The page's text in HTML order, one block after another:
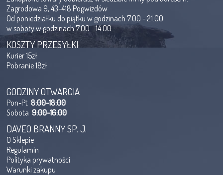
Zagrodowa 9, 43-418 Pogwizdów
Od poniedziałku do piątku w godzinach 7.00 - 21.00
w soboty w godzinach 7.00 - 14.00
KOSZTY PRZESYŁKI
Kurier 15zł
Pobranie 18zł
GODZINY OTWARCIA
Pon-Pt8:00-18:00
Sobota9:00-16:00
DAVEO BRANNY SP. J.
O Sklepie
Regulamin
Polityka prywatności
Warunki zakupu